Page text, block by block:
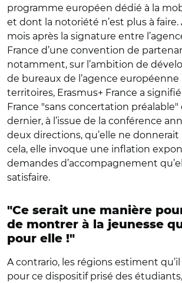
programme européen dédié à la
et dont la notoriété n’est plus à
mois après la signature entre
France d’une convention de
notamment, sur l’ambition de
de bureaux de l’agence
territoires, Erasmus+ France a
France "sans concertation
dernier, à l’issue de la conférence
deux directions, qu’elle ne donnerait
cela, elle invoque une inflation
demandes d’accompagnement
satisfaire.
"Ce serait une manière
de montrer à la jeunesse
pour elle !"
A contrario, les régions estiment
pour ce dispositif prisé des